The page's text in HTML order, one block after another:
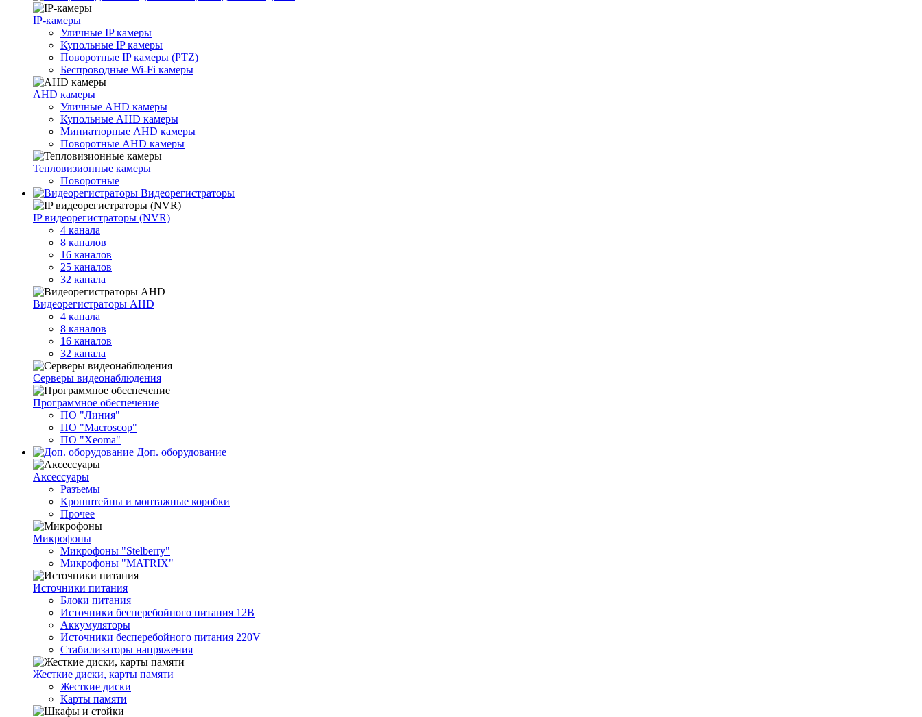
IP-камеры
Уличные IP камеры
Купольные IP камеры
Поворотные IP камеры (PTZ)
Беспроводные Wi-Fi камеры
AHD камеры
Уличные AHD камеры
Купольные AHD камеры
Миниатюрные AHD камеры
Поворотные AHD камеры
Тепловизионные камеры
Поворотные
Видеорегистраторы
IP видеорегистраторы (NVR)
4 канала
8 каналов
16 каналов
25 каналов
32 канала
Видеорегистраторы AHD
4 канала
8 каналов
16 каналов
32 канала
Серверы видеонаблюдения
Программное обеспечение
ПО "Линия"
ПО "Macroscop"
ПО "Xeoma"
Доп. оборудование
Аксессуары
Разъемы
Кронштейны и монтажные коробки
Прочее
Микрофоны
Микрофоны "Stelberry"
Микрофоны "MATRIX"
Источники питания
Блоки питания
Источники бесперебойного питания 12В
Аккумуляторы
Источники бесперебойного питания 220V
Стабилизаторы напряжения
Жесткие диски, карты памяти
Жесткие диски
Карты памяти